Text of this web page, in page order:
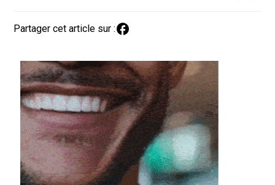
Partager cet article sur :